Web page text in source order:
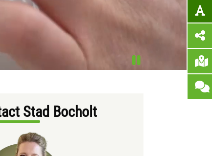
Stad Bocholt